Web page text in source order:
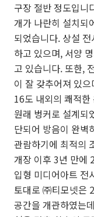
구장 절반 정도입니
개가 나란히 설치되
되었습니다. 상설
하고 있으며, 서양
고 있습니다. 또한,
이 잘 갖추어져 있
16도 내외의 쾌적
원래 벙커로 설계되
단되어 방음이 완벽
관람하기에 최적의
개장 이후 3년 만에
입형 미디어아트 전
토대로 ㈜티모넷은
공간을 개관하였는